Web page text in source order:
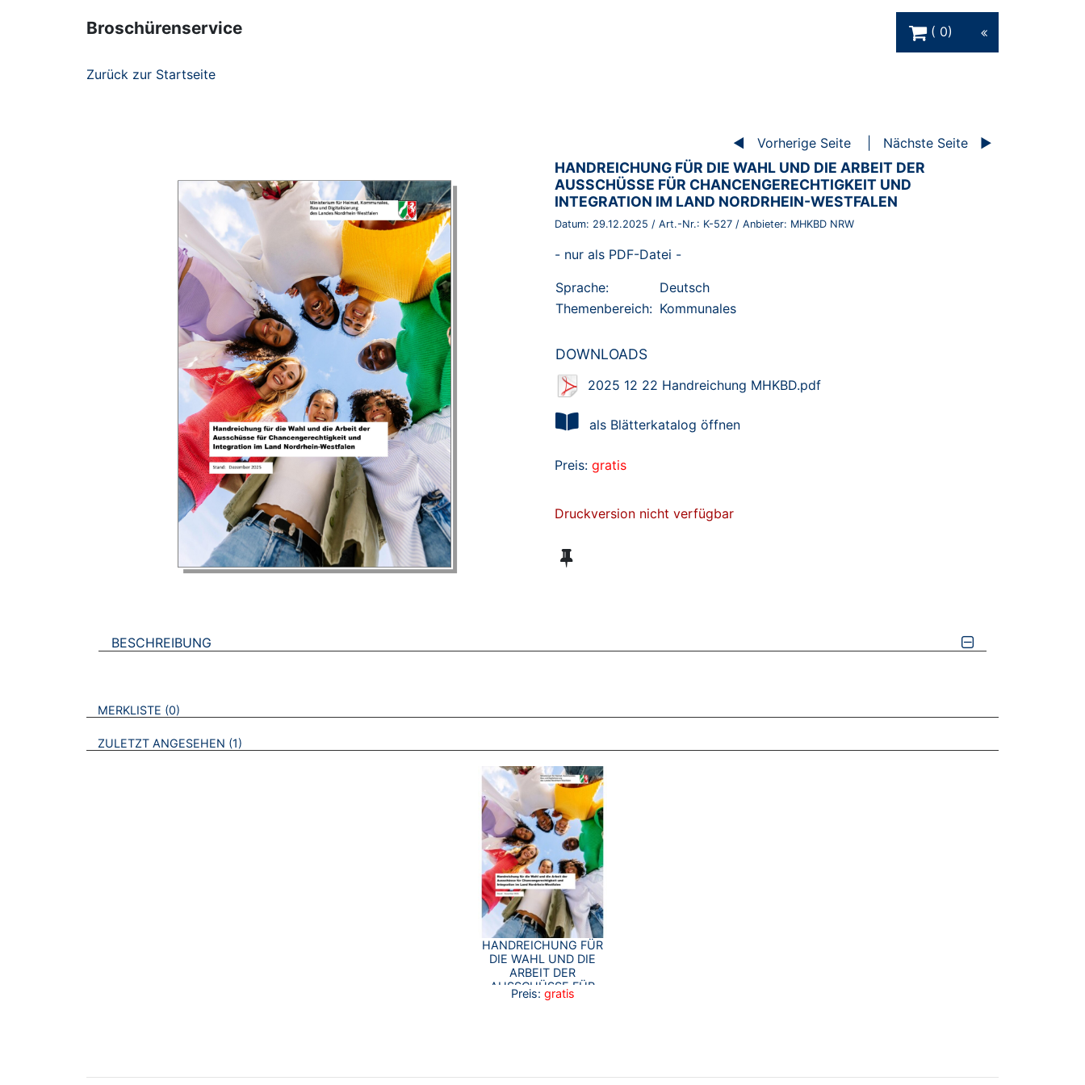
Broschürenservice
0
Zurück zur Startseite
Vorherige Seite Nächste Seite
BROSCHÜRE:
HANDREICHUNG FÜR DIE WAHL UND DIE ARBEIT DER
AUSSCHÜSSE FÜR CHANCENGERECHTIGKEIT UND
INTEGRATION IM LAND NORDRHEIN-WESTFALEN
Datum: 29.12.2025 / Art.-Nr.: K-527 / Anbieter: MHKBD NRW
- nur als PDF-Datei -
Sprache:
Deutsch
Themenbereich: Kommunales
DOWNLOADS
2025 12 22 Handreichung MHKBD.pdf
als Blätterkatalog öffnen
Preis: gratis
Druckversion nicht verfügbar
BESCHREIBUNG
VERWEISE AUF VERMERKTE- ODER ZULETZT ANGESEHENE BROSCHÜREN
MERKLISTE 0
ZULETZT ANGESEHEN 1
HANDREICHUNG FÜR
DIE WAHL UND DIE
ARBEIT DER
AUSSCHÜSSE FÜR
CHANCENGERECHTIGKEIT
Preis: gratis